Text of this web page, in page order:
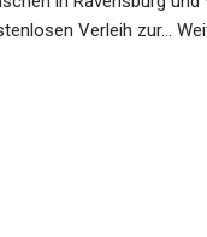
Verleih zur…